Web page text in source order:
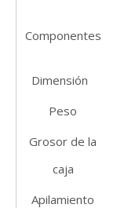
Componentes
Dimensión
Peso
Grosor de la
caja
Apilamiento